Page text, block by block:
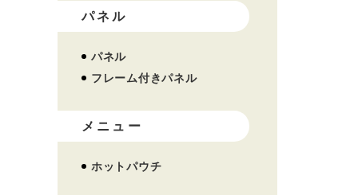
パネル
パネル
フレーム付きパネル
メニュー
ホットパウチ